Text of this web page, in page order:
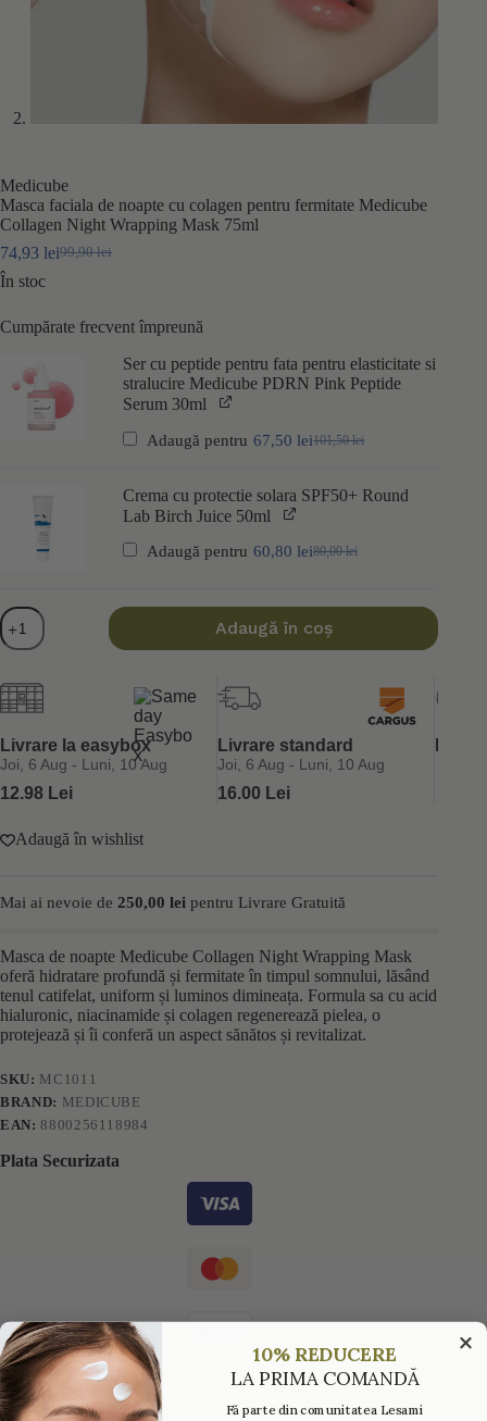
Medicube
Masca faciala de noapte cu colagen pentru fermitate Medicube
Collagen Night Wrapping Mask 75ml
99,90lei
Prețul
fost:
99,90 lei.
74,93 leiPrețul
74,93 lei.
În stoc
Cumpărate frecvent împreună
Ser cu peptide pentru fata pentru elasticitate si
stralucire Medicube PDRN Pink Peptide
Serum 30ml
Adaugă pentru 101,50lei
Prețul
fost:
67,50 leiPrețul
67,50 lei.
Crema cu protectie solara SPF50+ Round
Lab Birch Juice 50ml
Adaugă pentru 80,00lei
Prețul
fost:
80,00 lei.
60,80 leiPrețul
60,80 lei.
Cantitate
Masca
faciala
noapte
cu
pentru
fermitate
Collagen
Wrapping
Adaugă în coș
Livrare la easybox
Joi, 6 Aug - Luni, 10 Aug
12.98 Lei
Livrare standard
Joi, 6 Aug - Luni, 10 Aug
16.00 Lei
Adaugă în wishlist
Mai ai nevoie de 250,00 lei pentru Livrare Gratuită
Masca de noapte Medicube Collagen Night Wrapping Mask
oferă hidratare profundă și fermitate în timpul somnului, lăsând
tenul catifelat, uniform și luminos dimineața. Formula sa cu acid
hialuronic, niacinamide și colagen regenerează pielea, o
protejează și îi conferă un aspect sănătos și revitalizat.
SKU: MC1011
BRAND: MEDICUBE
EAN:8800256118984
Plata Securizata
10% REDUCERE
LA PRIMA COMANDĂ
Fă parte din comunitatea Lesami